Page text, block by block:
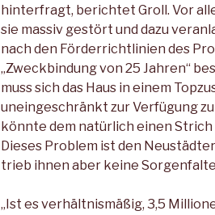
hinterfragt, berichtet Groll. Vor
sie massiv gestört und dazu
nach den Förderrichtlinien des
„Zweckbindung von 25 Jahren“
muss sich das Haus in einem
uneingeschränkt zur Verfügung
könnte dem natürlich einen Strich
Dieses Problem ist den
trieb ihnen aber keine
„Ist es verhältnismäßig, 3,5